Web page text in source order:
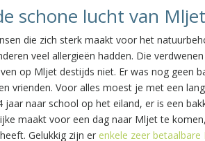
schone lucht van Mljet
die zich sterk maakt voor het
veel allergieën hadden. Die
op Mljet destijds niet. Er was nog geen
vrienden. Voor alles moest je met een
naar school op het eiland, er is een
maakt voor een dag naar Mljet te
Gelukkig zijn er enkele zeer betaalbare